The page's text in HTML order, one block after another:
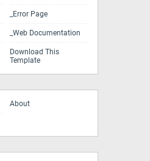
_Error Page
_Web Documentation
Download This
Template
About